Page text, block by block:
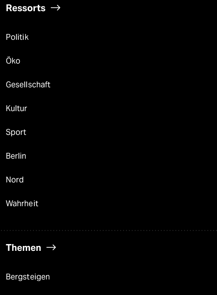
Ressorts
Politik
Öko
Gesellschaft
Kultur
Sport
Berlin
Nord
Wahrheit
Themen
Bergsteigen